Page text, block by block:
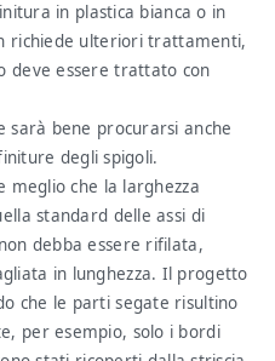
in plastica bianca o in
richiede ulteriori trattamenti,
deve essere trattato con
sarà bene procurarsi anche
degli spigoli.
meglio che la larghezza
standard delle assi di
debba essere rifilata,
in lunghezza. Il progetto
che le parti segate risultino
per esempio, solo i bordi